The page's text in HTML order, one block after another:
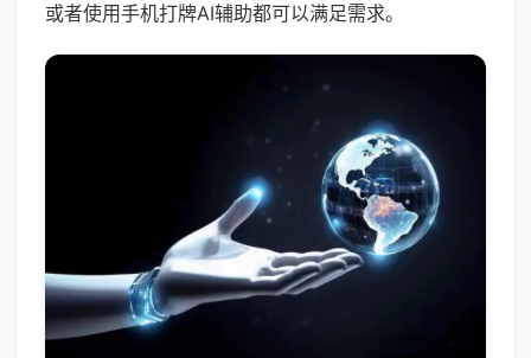
或者使用手机打牌AI辅助都可以满足需求。